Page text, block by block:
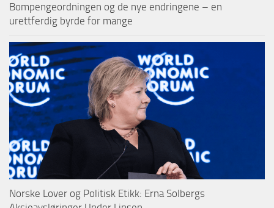
Bompengeordningen og de nye endringene – en
urettferdig byrde for mange
Norske Lover og Politisk Etikk: Erna Solbergs